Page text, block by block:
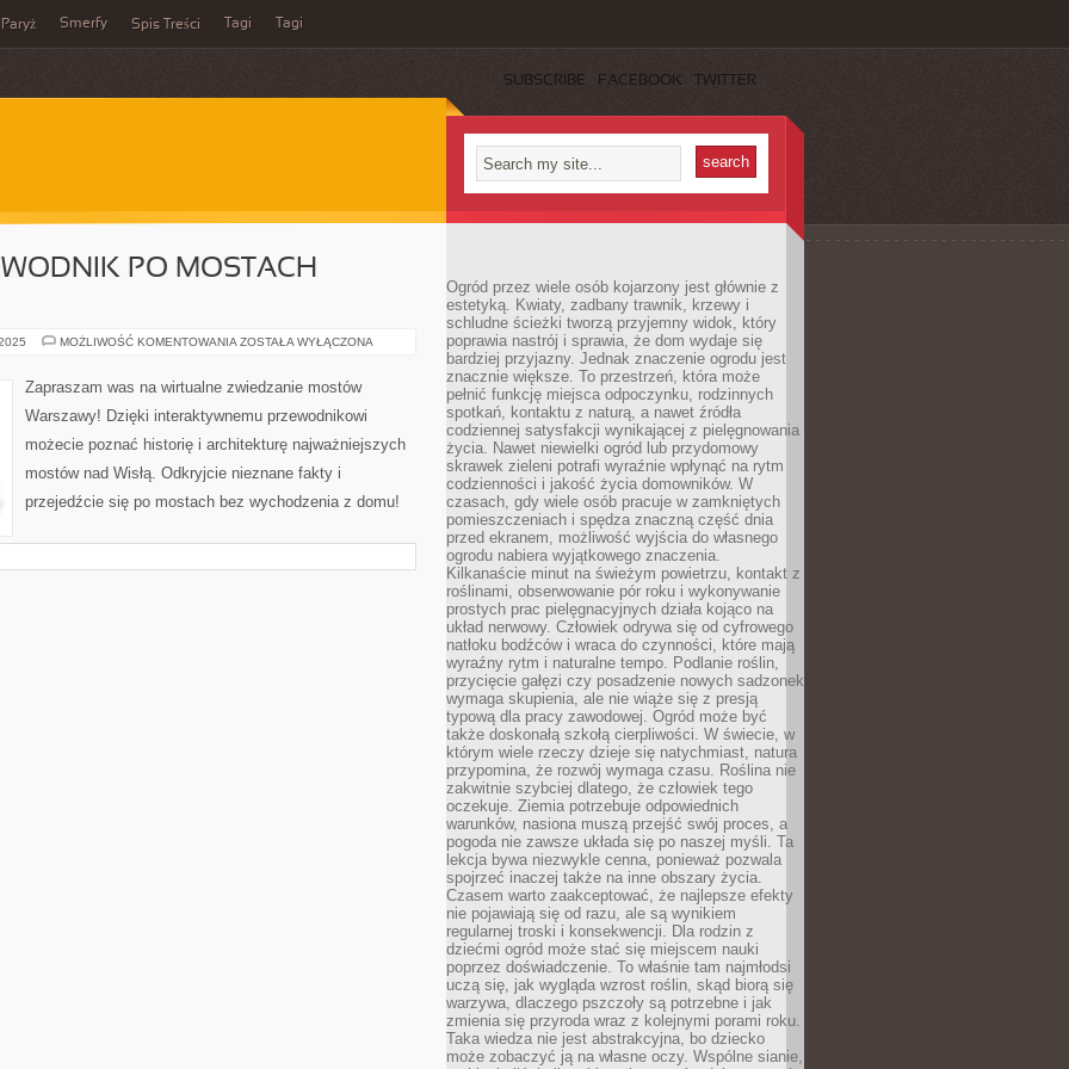
Paryż Smerfy Spis Treści Tagi Tagi
SUBSCRIBE FACEBOOK TWITTER
PO MOSTACH
MOŻLIWOŚĆ KOMENTOWANIA WIRTUALNY
MOSTACH
WARSZAWY
ZOSTAŁA WYŁĄCZONA
Zapraszam was na wirtualne zwiedzanie mostów
Warszawy! Dzięki interaktywnemu przewodnikowi
możecie poznać historię i architekturę najważniejszych
mostów nad Wisłą. Odkryjcie nieznane fakty i
przejedźcie się po mostach bez wychodzenia z domu!
Ogród przez wiele osób kojarzony jest głównie z
estetyką. Kwiaty, zadbany trawnik, krzewy i
schludne ścieżki tworzą przyjemny widok, który
poprawia nastrój i sprawia, że dom wydaje się
bardziej przyjazny. Jednak znaczenie ogrodu jest
znacznie większe. To przestrzeń, która może
pełnić funkcję miejsca odpoczynku, rodzinnych
spotkań, kontaktu z naturą, a nawet źródła
codziennej satysfakcji wynikającej z pielęgnowania
życia. Nawet niewielki ogród lub przydomowy
skrawek zieleni potrafi wyraźnie wpłynąć na rytm
codzienności i jakość życia domowników. W
czasach, gdy wiele osób pracuje w zamkniętych
pomieszczeniach i spędza znaczną część dnia
przed ekranem, możliwość wyjścia do własnego
ogrodu nabiera wyjątkowego znaczenia.
Kilkanaście minut na świeżym powietrzu, kontakt z
roślinami, obserwowanie pór roku i wykonywanie
prostych prac pielęgnacyjnych działa kojąco na
układ nerwowy. Człowiek odrywa się od cyfrowego
natłoku bodźców i wraca do czynności, które mają
wyraźny rytm i naturalne tempo. Podlanie roślin,
przycięcie gałęzi czy posadzenie nowych sadzonek
wymaga skupienia, ale nie wiąże się z presją
typową dla pracy zawodowej. Ogród może być
także doskonałą szkołą cierpliwości. W świecie, w
którym wiele rzeczy dzieje się natychmiast, natura
przypomina, że rozwój wymaga czasu. Roślina nie
zakwitnie szybciej dlatego, że człowiek tego
oczekuje. Ziemia potrzebuje odpowiednich
warunków, nasiona muszą przejść swój proces, a
pogoda nie zawsze układa się po naszej myśli. Ta
lekcja bywa niezwykle cenna, ponieważ pozwala
spojrzeć inaczej także na inne obszary życia.
Czasem warto zaakceptować, że najlepsze efekty
nie pojawiają się od razu, ale są wynikiem
regularnej troski i konsekwencji. Dla rodzin z
dziećmi ogród może stać się miejscem nauki
poprzez doświadczenie. To właśnie tam najmłodsi
uczą się, jak wygląda wzrost roślin, skąd biorą się
warzywa, dlaczego pszczoły są potrzebne i jak
zmienia się przyroda wraz z kolejnymi porami roku.
Taka wiedza nie jest abstrakcyjna, bo dziecko
może zobaczyć ją na własne oczy. Wspólne sianie,